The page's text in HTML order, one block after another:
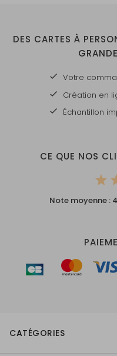
DES CARTES À
Votre
Création en
Échantillon
CE QUE NOS
Note moyenne :
CATÉGORIES